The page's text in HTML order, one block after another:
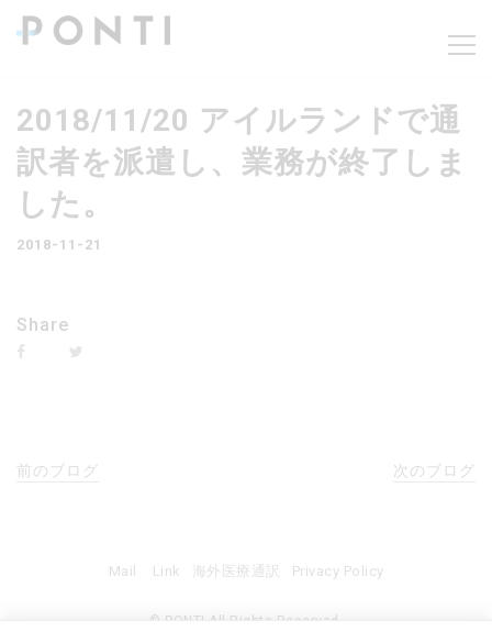
2018/11/20 アイルランドで通
訳者を派遣し、業務が終了しま
した。
2018-11-21
Share
前のブログ 次のブログ
© PONTI All Rights Reserved.
Mail Link 海外医療通訳 Privacy Policy